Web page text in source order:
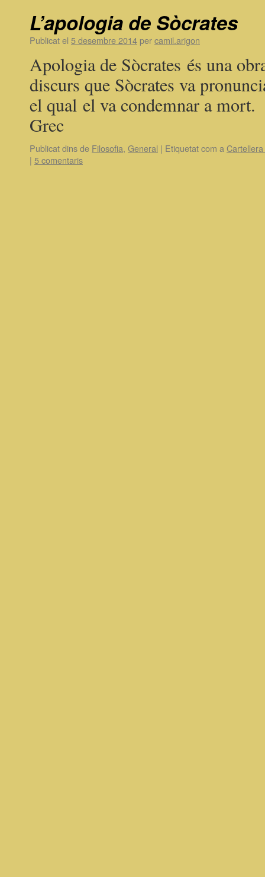
L’apologia de Sòcrates
Publicat el 5 desembre 2014 percamil.arigon
Apologia de Sòcrates és una
discurs que Sòcrates va
el qual el va condemnar a
Grec
Publicat dins de Filosofia, General | Etiquetat com a
| 5 comentaris